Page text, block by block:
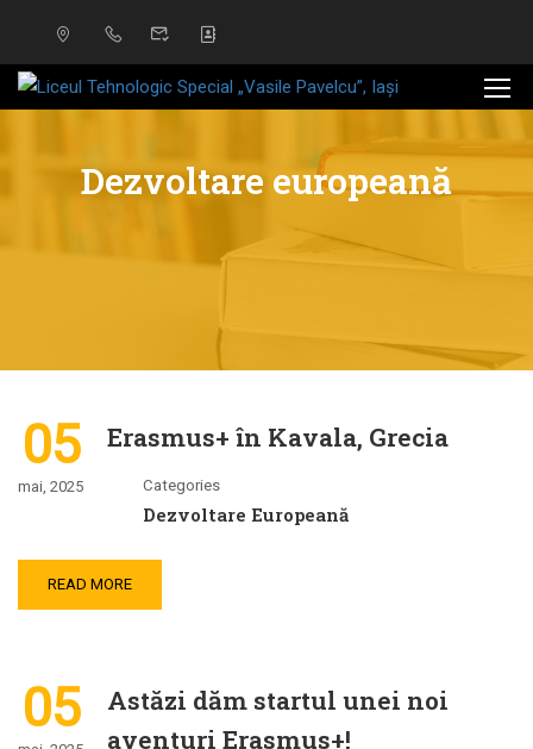
Dezvoltare europeană
05
mai, 2025
Erasmus+ în Kavala, Grecia
Categories
Dezvoltare Europeană
READ MORE
05
Astăzi dăm startul unei noi
aventuri Erasmus+!